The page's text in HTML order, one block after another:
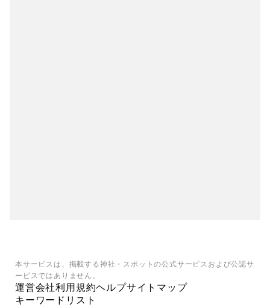
本サービスは、掲載する神社・スポットの公式サービスおよび公認サ
ービスではありません。
運営会社利用規約ヘルプサイトマップ
キーワードリスト